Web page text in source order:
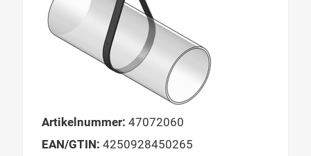
Artikelnummer: 47072060
EAN/GTIN: 4250928450265